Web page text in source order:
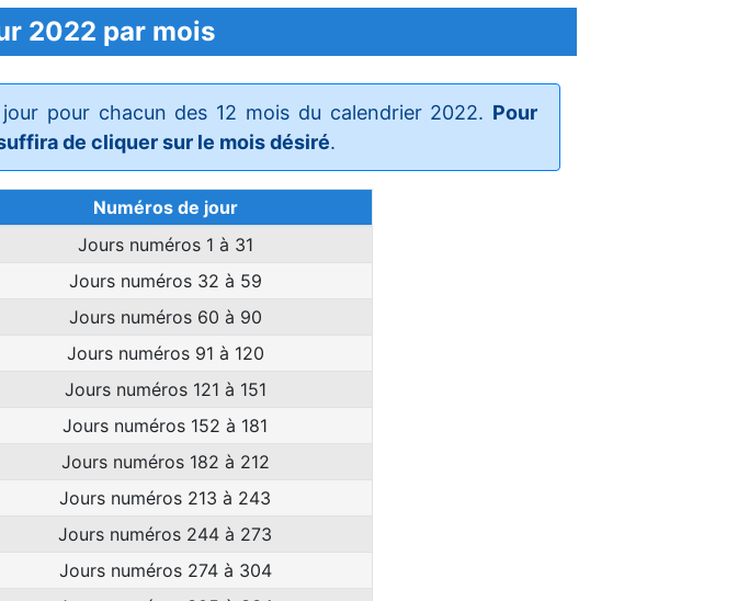
2022 par mois
pour chacun des 12 mois du calendrier 2022. Pour
de cliquer sur le mois désiré.
Numéros de jour
Jours numéros 1 à 31
Jours numéros 32 à 59
Jours numéros 60 à 90
Jours numéros 91 à 120
Jours numéros 121 à 151
Jours numéros 152 à 181
Jours numéros 182 à 212
Jours numéros 213 à 243
Jours numéros 244 à 273
Jours numéros 274 à 304